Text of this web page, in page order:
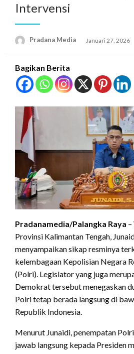
Intervensi
Pradana Media Januari 27, 2026
Bagikan Berita
Pradanamedia/Palangka Raya
Provinsi Kalimantan Tengah,
menyampaikan sikap resminya
kelembagaan Kepolisian Negara
(Polri). Legislator yang juga
Demokrat tersebut menegaskan
Polri tetap berada langsung di
Republik Indonesia.
Menurut Junaidi, penempatan
jawab langsung kepada Presiden